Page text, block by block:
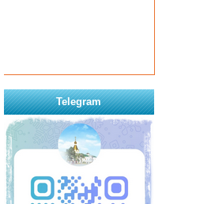
Telegram